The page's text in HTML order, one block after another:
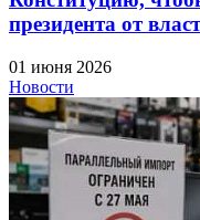
президента от
01 июня 2026
Новости